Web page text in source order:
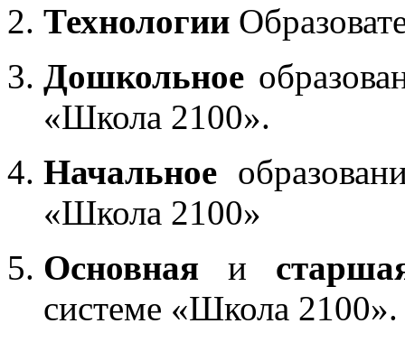
Технологии
Дошкольное
«Школа 2100».
Начальное
«Школа 2100»
Основная и
системе «Школа 2100».